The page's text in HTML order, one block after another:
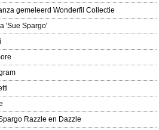
gemeleerd Wonderfil Collectie
'Sue Spargo'
Razzle en Dazzle